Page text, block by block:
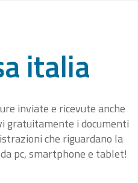
italia
inviate e ricevute anche
gratuitamente i documenti
che riguardano la
pc, smartphone e tablet!